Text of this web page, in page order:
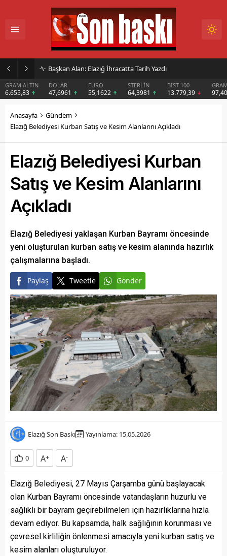
İmar Kararı Mahkemeye Taşındı
DOLAR
47,6961
EURO
55,1622
STERLİN
64,3981
BIST 100
13.779,39
GRAM GÜMÜŞ
97,40
Anasayfa
Gündem
Elazığ Belediyesi Kurban Satış ve Kesim Alanlarını Açıkladı
Elazığ Belediyesi Kurban
Satış ve Kesim Alanlarını
Açıkladı
Elazığ Belediyesi yaklaşan Kurban Bayramı öncesinde
yeni oluşturulan kurban satış ve kesim alanında hazırlık
çalışmalarına başladı.
Paylaş Tweetle Gönder
Elazığ Son Baskı Yayınlama: 15.05.2026
0 A+ A-
Elazığ Belediyesi, 27 Mayıs Çarşamba günü başlayacak
olan Kurban Bayramı öncesinde vatandaşların huzurlu ve
sağlıklı bir bayram geçirebilmeleri için hazırlıklarına hızla
devam ediyor. Bu kapsamda, halk sağlığının korunması ve
çevresel kirliliğin önlenmesi amacıyla yeni kurban satış ve
kesim alanları oluşturuluyor.